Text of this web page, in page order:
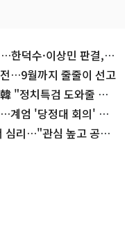
한덕수·이상민 판결,
…9월까지 줄줄이 선고
"정치특검 도와줄 생
계엄 '당정대 회의' 관
심리…"관심 높고 공범